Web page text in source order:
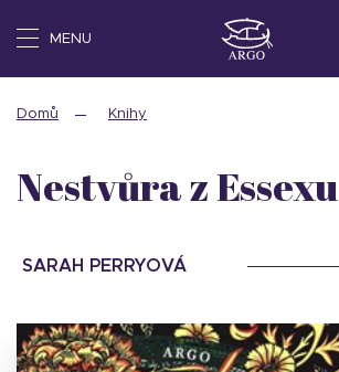
MENU
Domů Knihy
Nestvůra z Essexu
SARAH PERRYOVÁ